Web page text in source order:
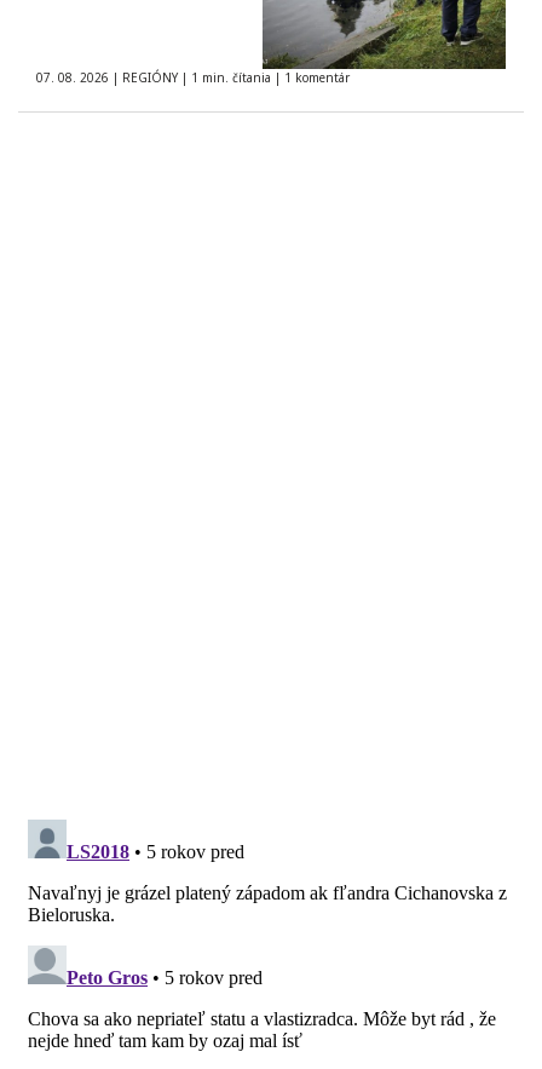
07. 08. 2026 | REGIÓNY | 1 min. čítania | 1 komentár